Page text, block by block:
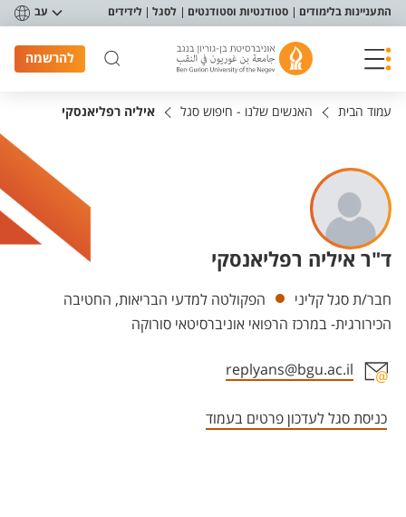
תפריט נגישות
התעניינות בלימודים סטודנטיות וסטודנטים לסגל לידידים עב
להרשמה
עמוד הבית האנשים שלנו - חיפוש סגל איליה רפליאנסקי
ד"ר איליה רפליאנסקי
יחידות
חבר/ת סגל קליני
הפקולטה למדעי הבריאות, החטיבה
הכירורגית- במרכז הרפואי אוניברסיטאי סורוקה
replyans@bgu.ac.il
כניסת סגל לעדכון פרטים בעמוד